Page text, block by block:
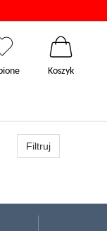
Koszyk
Filtruj